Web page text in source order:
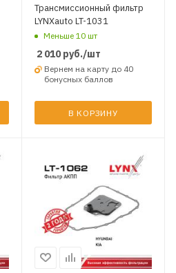
Трансмиссионный фильтр
LYNXauto LT-1031
Меньше 10 шт
2 010руб./шт
Вернем на карту до 40
бонусных баллов
В КОРЗИНУ